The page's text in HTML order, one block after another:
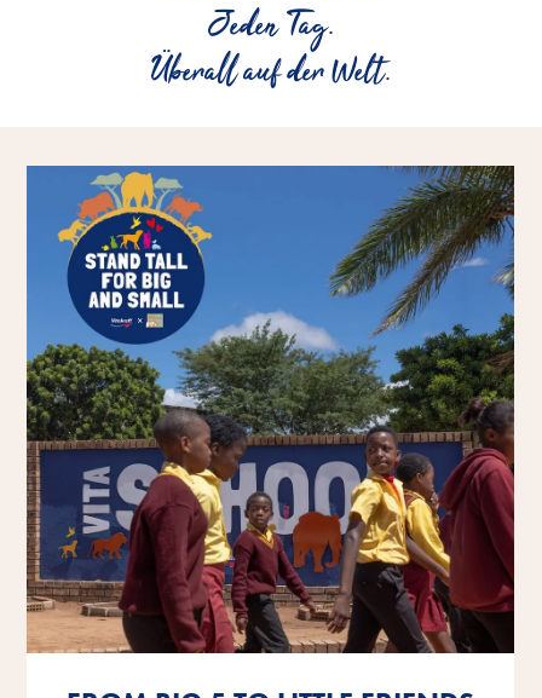
Jeden Tag.
Überall auf der Welt.
Mehr erfahren